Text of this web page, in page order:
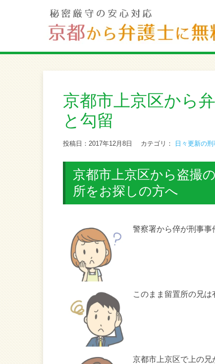
京都市上京区から
と勾留
投稿日：2017年12月8日 カテゴリ： 日々更新の
京都市上京区から盗撮
所をお探しの方へ
警察署から倅が刑事事
このまま留置所の兄
京都市上京区で上の兄